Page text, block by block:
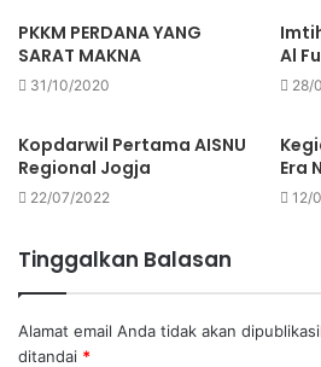
PKKM PERDANA YANG
SARAT MAKNA
31/10/2020
Al
28/
Kopdarwil Pertama AISNU
Regional Jogja
22/07/2022
Era
12/
Tinggalkan Balasan
Alamat email Anda tidak akan
ditandai *